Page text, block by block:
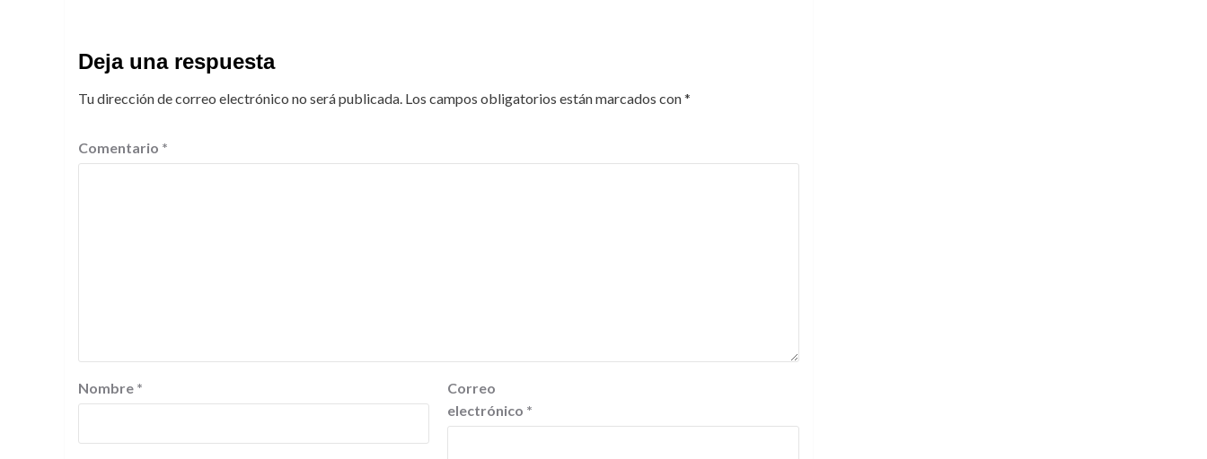
Deja una respuesta
Tu dirección de correo electrónico no será publicada. Los campos obligatorios están marcados con*
Comentario *
Nombre *
Correo
electrónico *